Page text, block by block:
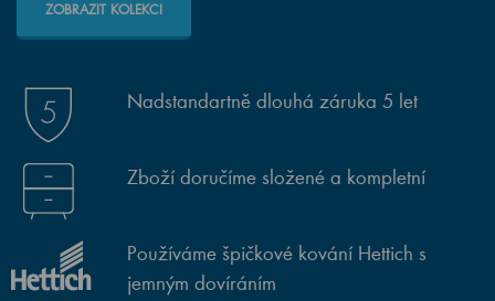
ZOBRAZIT KOLEKCI
Nadstandartně dlouhá záruka 5 let
Zboží doručíme složené a kompletní
Používáme špičkové kování Hettich s
jemným dovíráním